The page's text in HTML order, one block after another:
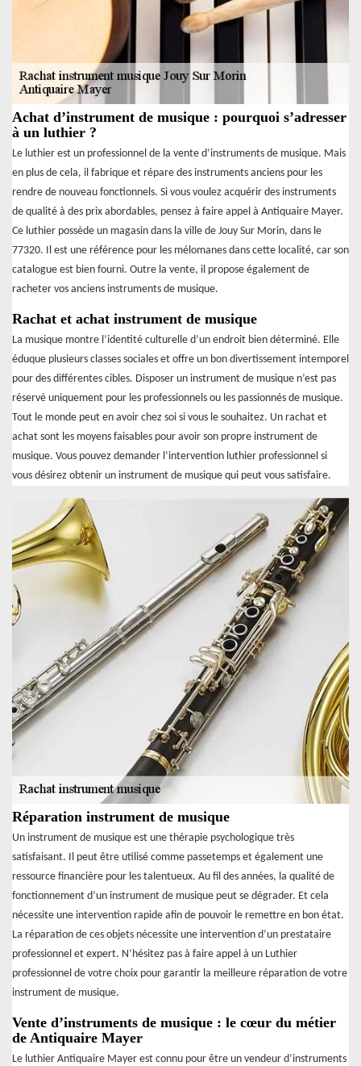
Achat d’instrument de musique : pourquoi s’adresser
à un luthier ?
Le luthier est un professionnel de la vente d’instruments de musique. Mais
en plus de cela, il fabrique et répare des instruments anciens pour les
rendre de nouveau fonctionnels. Si vous voulez acquérir des instruments
de qualité à des prix abordables, pensez à faire appel à Antiquaire Mayer.
Ce luthier possède un magasin dans la ville de Jouy Sur Morin, dans le
77320. Il est une référence pour les mélomanes dans cette localité, car son
catalogue est bien fourni. Outre la vente, il propose également de
racheter vos anciens instruments de musique.
Rachat et achat instrument de musique
La musique montre l’identité culturelle d’un endroit bien déterminé. Elle
éduque plusieurs classes sociales et offre un bon divertissement intemporel
pour des différentes cibles. Disposer un instrument de musique n’est pas
réservé uniquement pour les professionnels ou les passionnés de musique.
Tout le monde peut en avoir chez soi si vous le souhaitez. Un rachat et
achat sont les moyens faisables pour avoir son propre instrument de
musique. Vous pouvez demander l’intervention luthier professionnel si
vous désirez obtenir un instrument de musique qui peut vous satisfaire.
Réparation instrument de musique
Un instrument de musique est une thérapie psychologique très
satisfaisant. Il peut être utilisé comme passetemps et également une
ressource financière pour les talentueux. Au fil des années, la qualité de
fonctionnement d’un instrument de musique peut se dégrader. Et cela
nécessite une intervention rapide afin de pouvoir le remettre en bon état.
La réparation de ces objets nécessite une intervention d’un prestataire
professionnel et expert. N’hésitez pas à faire appel à un Luthier
professionnel de votre choix pour garantir la meilleure réparation de votre
instrument de musique.
Vente d’instruments de musique : le cœur du métier
de Antiquaire Mayer
Le luthier Antiquaire Mayer est connu pour être un vendeur d’instruments